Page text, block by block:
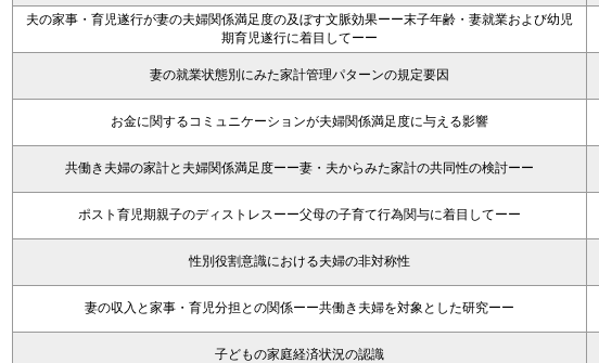
夫の家事・育児遂行が妻の夫婦関係満足度の及ぼす文脈効果ーー末子年齢・妻就業および幼児
期育児遂行に着目してーー
妻の就業状態別にみた家計管理パターンの規定要因
お金に関するコミュニケーションが夫婦関係満足度に与える影響
共働き夫婦の家計と夫婦関係満足度ーー妻・夫からみた家計の共同性の検討ーー
ポスト育児期親子のディストレスーー父母の子育て行為関与に着目してーー
性別役割意識における夫婦の非対称性
妻の収入と家事・育児分担との関係ーー共働き夫婦を対象とした研究ーー
子どもの家庭経済状況の認識